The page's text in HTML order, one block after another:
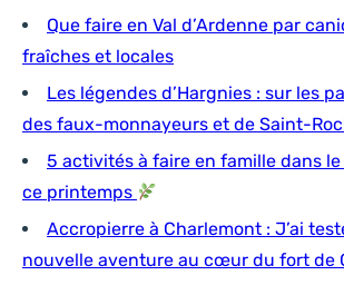
Que faire en Val d’Ardenne par
fraîches et locales
Les légendes d’Hargnies : sur les
des faux-monnayeurs et de Saint-
5 activités à faire en famille dans le
ce printemps
Accropierre à Charlemont : J’ai
nouvelle aventure au cœur du fort de